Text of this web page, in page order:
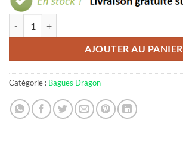
AJOUTER AU PANIER
Catégorie : Bagues Dragon